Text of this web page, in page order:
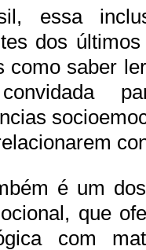
essa
dos
como saber
é um
que
com